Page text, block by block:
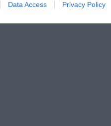
Data Access Privacy Policy